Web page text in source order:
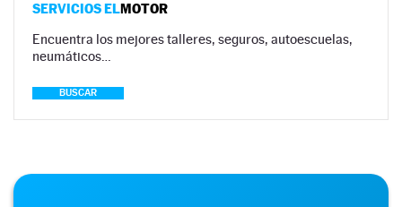
SERVICIOS ELMOTOR
Encuentra los mejores talleres, seguros, autoescuelas,
neumáticos…
BUSCAR